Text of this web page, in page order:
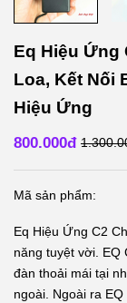
Eq Hiệu Ứng
Loa, Kết Nối
Hiệu Ứng
800.000đ
Mã sản phẩm:
Eq Hiệu Ứng C2
năng tuyệt vời. EQ
đàn thoải mái tại
ngoài. Ngoài ra